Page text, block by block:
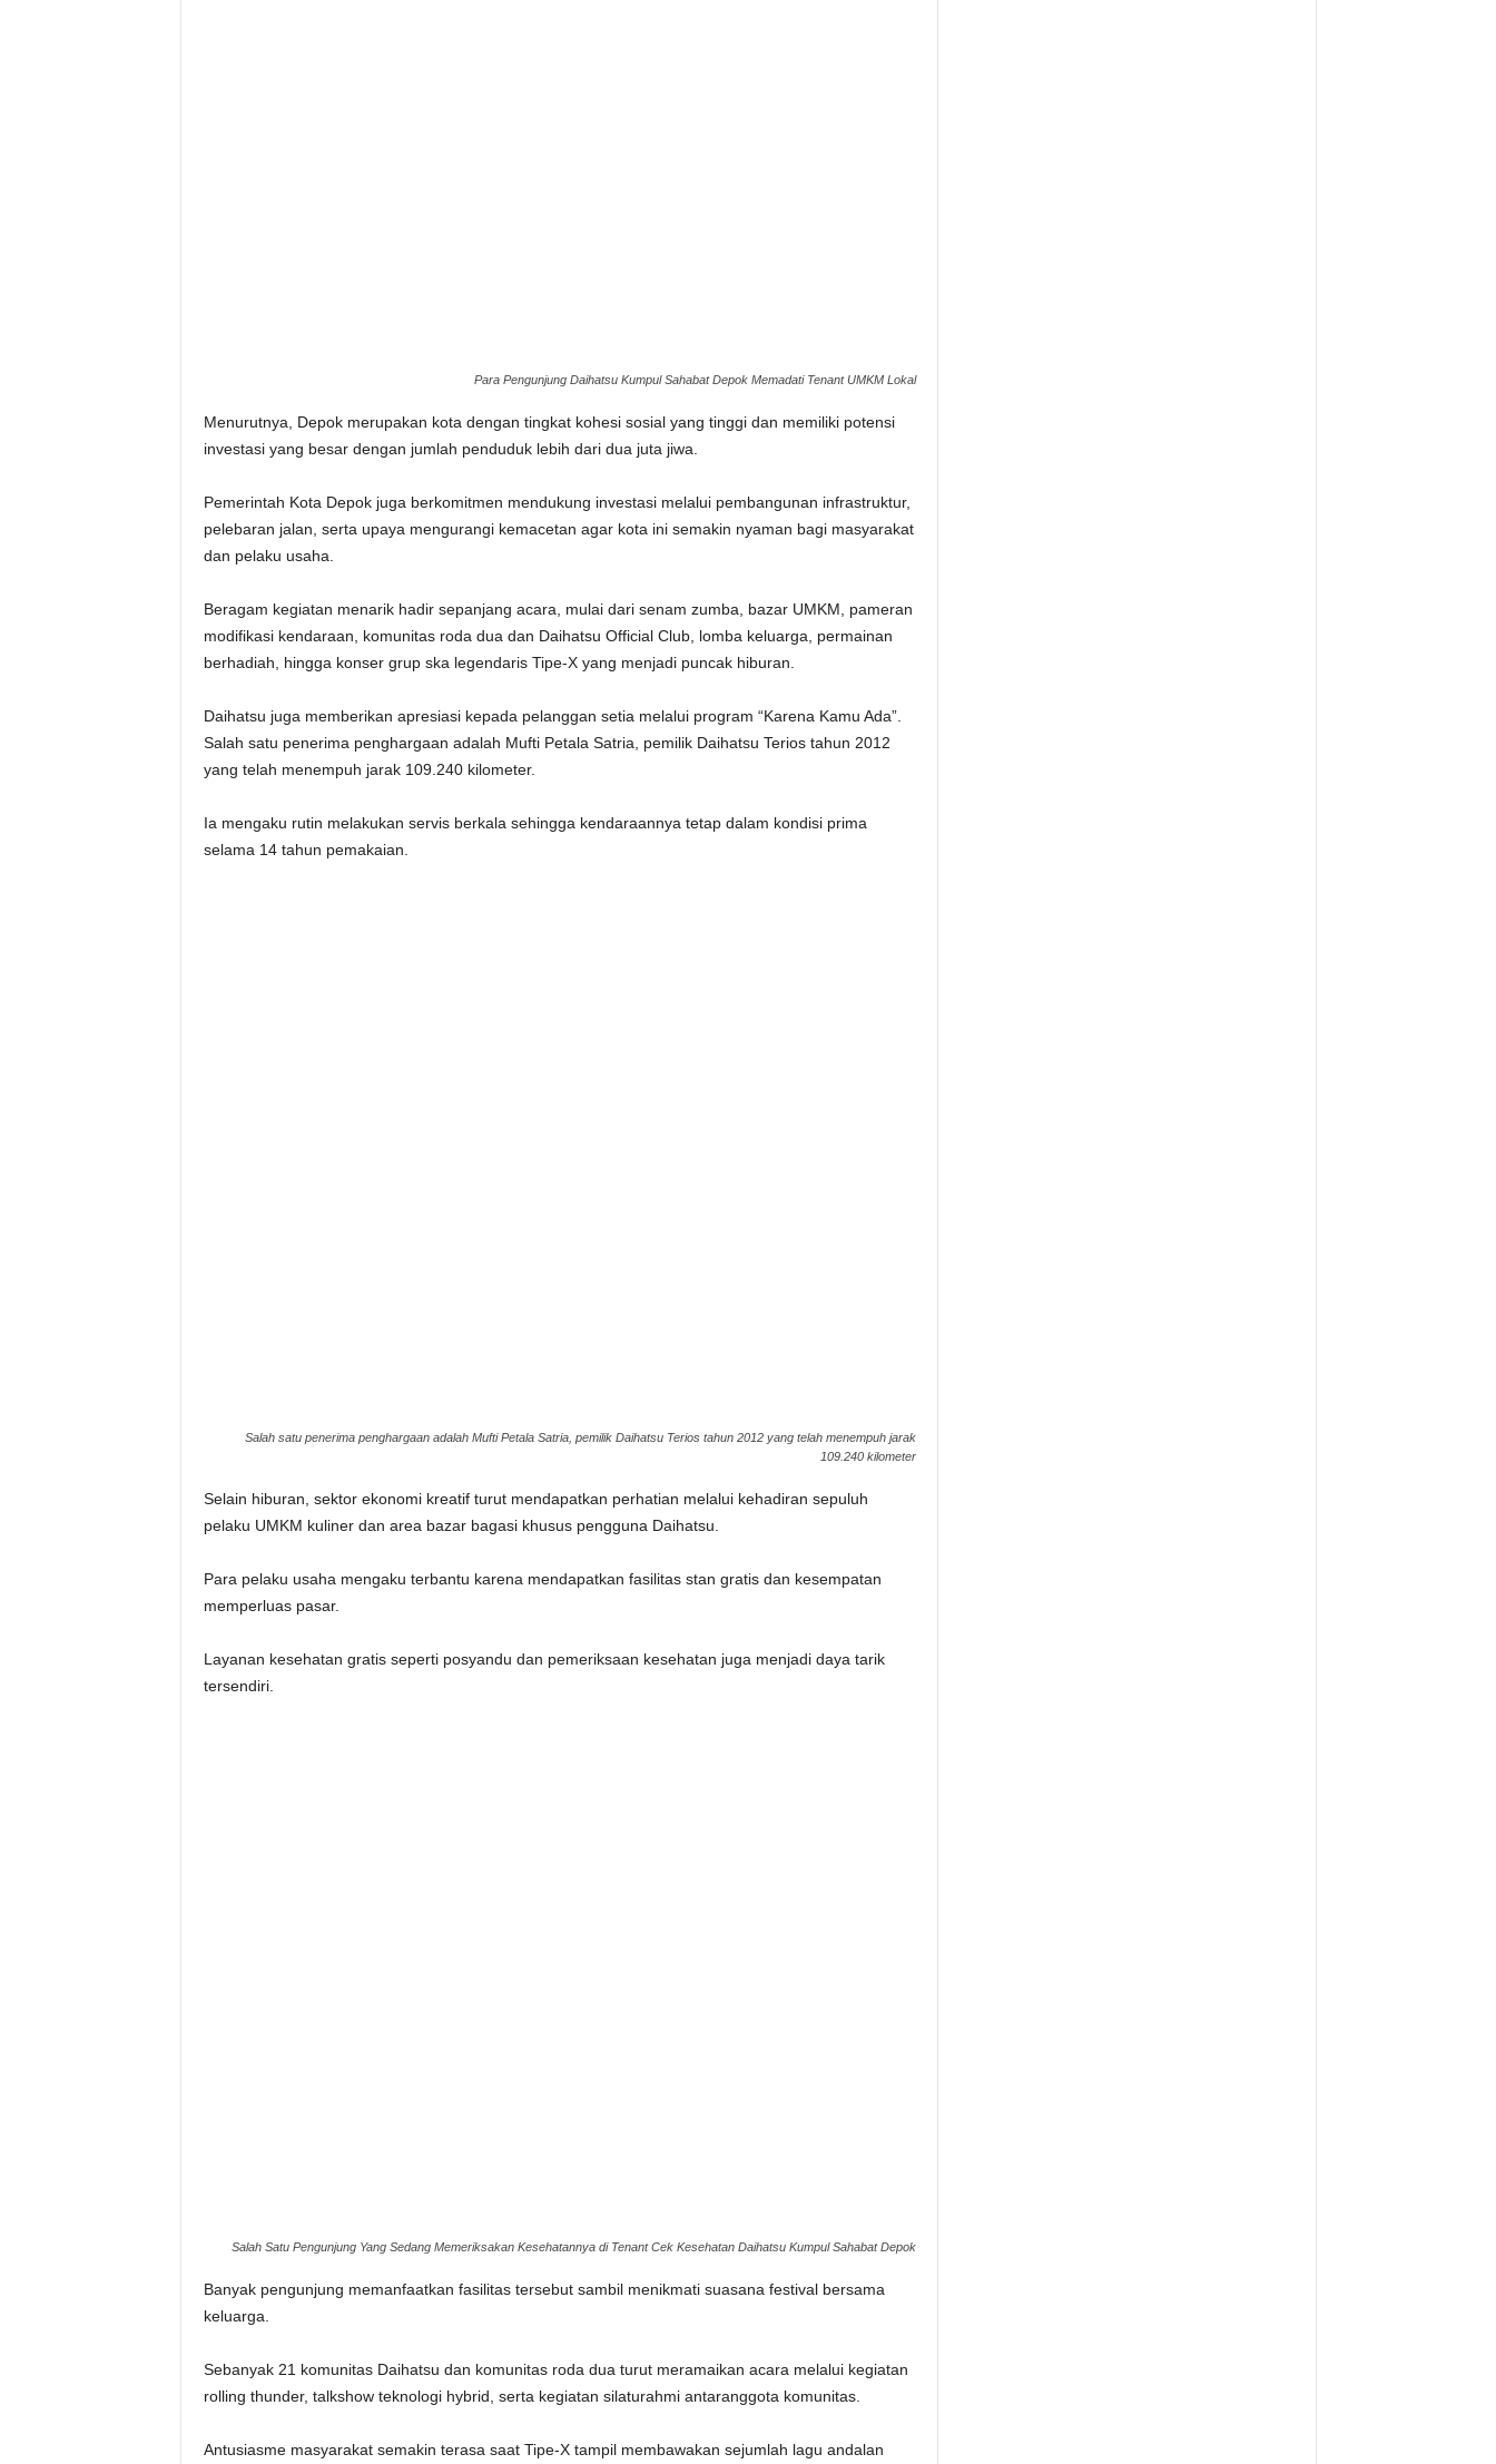
Para Pengunjung Daihatsu Kumpul Sahabat Depok Memadati Tenant UMKM Lokal
Menurutnya, Depok merupakan kota dengan tingkat kohesi sosial yang tinggi dan memiliki potensi
investasi yang besar dengan jumlah penduduk lebih dari dua juta jiwa.
Pemerintah Kota Depok juga berkomitmen mendukung investasi melalui pembangunan infrastruktur,
pelebaran jalan, serta upaya mengurangi kemacetan agar kota ini semakin nyaman bagi masyarakat
dan pelaku usaha.
Beragam kegiatan menarik hadir sepanjang acara, mulai dari senam zumba, bazar UMKM, pameran
modifikasi kendaraan, komunitas roda dua dan Daihatsu Official Club, lomba keluarga, permainan
berhadiah, hingga konser grup ska legendaris Tipe-X yang menjadi puncak hiburan.
Daihatsu juga memberikan apresiasi kepada pelanggan setia melalui program “Karena Kamu Ada”.
Salah satu penerima penghargaan adalah Mufti Petala Satria, pemilik Daihatsu Terios tahun 2012
yang telah menempuh jarak 109.240 kilometer.
Ia mengaku rutin melakukan servis berkala sehingga kendaraannya tetap dalam kondisi prima
selama 14 tahun pemakaian.
Salah satu penerima penghargaan adalah Mufti Petala Satria, pemilik Daihatsu Terios tahun 2012 yang telah menempuh jarak
109.240 kilometer
Selain hiburan, sektor ekonomi kreatif turut mendapatkan perhatian melalui kehadiran sepuluh
pelaku UMKM kuliner dan area bazar bagasi khusus pengguna Daihatsu.
Para pelaku usaha mengaku terbantu karena mendapatkan fasilitas stan gratis dan kesempatan
memperluas pasar.
Layanan kesehatan gratis seperti posyandu dan pemeriksaan kesehatan juga menjadi daya tarik
tersendiri.
Salah Satu Pengunjung Yang Sedang Memeriksakan Kesehatannya di Tenant Cek Kesehatan Daihatsu Kumpul Sahabat Depok
Banyak pengunjung memanfaatkan fasilitas tersebut sambil menikmati suasana festival bersama
keluarga.
Sebanyak 21 komunitas Daihatsu dan komunitas roda dua turut meramaikan acara melalui kegiatan
rolling thunder, talkshow teknologi hybrid, serta kegiatan silaturahmi antaranggota komunitas.
Antusiasme masyarakat semakin terasa saat Tipe-X tampil membawakan sejumlah lagu andalan